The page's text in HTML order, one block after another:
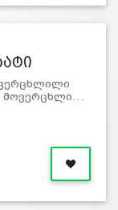
მოვერცხლი…